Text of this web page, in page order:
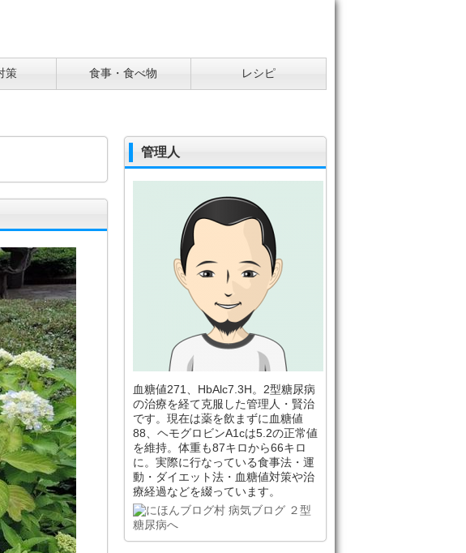
策 食事・食べ物 レシピ
管理人
血糖値271、HbAlc7.3H。2型糖尿病
の治療を経て克服した管理人・賢治
です。現在は薬を飲まずに血糖値
88、ヘモグロビンA1cは5.2の正常値
を維持。体重も87キロから66キロ
に。実際に行なっている食事法・運
動・ダイエット法・血糖値対策や治
療経過などを綴っています。